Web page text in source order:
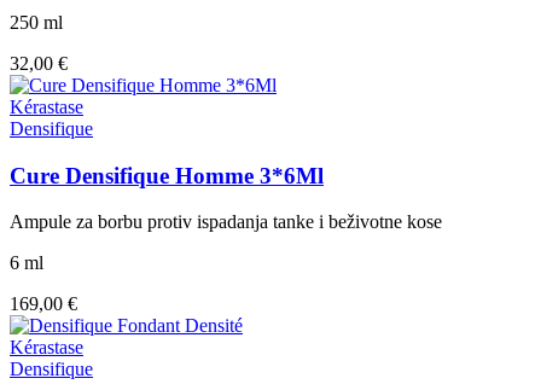
250 ml
32,00 €
Kérastase
Densifique
Cure Densifique Homme 3*6Ml
Ampule za borbu protiv ispadanja tanke i beživotne kose
6 ml
169,00 €
Kérastase
Densifique